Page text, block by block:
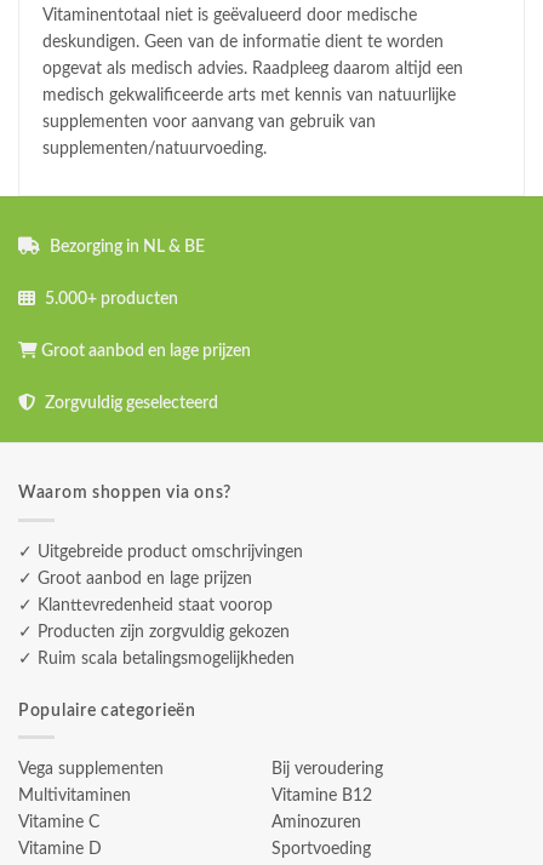
Vitaminentotaal niet is geëvalueerd door medische
deskundigen. Geen van de informatie dient te worden
opgevat als medisch advies. Raadpleeg daarom altijd een
medisch gekwalificeerde arts met kennis van natuurlijke
supplementen voor aanvang van gebruik van
supplementen/natuurvoeding.
Bezorging in NL & BE
5.000+ producten
Groot aanbod en lage prijzen
Zorgvuldig geselecteerd
Waarom shoppen via ons?
✓ Uitgebreide product omschrijvingen
✓ Groot aanbod en lage prijzen
✓ Klanttevredenheid staat voorop
✓ Producten zijn zorgvuldig gekozen
✓ Ruim scala betalingsmogelijkheden
Populaire categorieën
Vega supplementen
Multivitaminen
Vitamine C
Vitamine D
Bij veroudering
Vitamine B12
Aminozuren
Sportvoeding